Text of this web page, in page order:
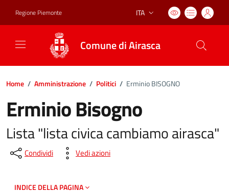
Regione Piemonte Lingua attiva:
ITA
Comune di Airasca
Home / Amministrazione / Politici / Erminio BISOGNO
Erminio Bisogno
Lista "lista civica cambiamo airasca"
Condividi Vedi azioni
INDICE DELLA PAGINA